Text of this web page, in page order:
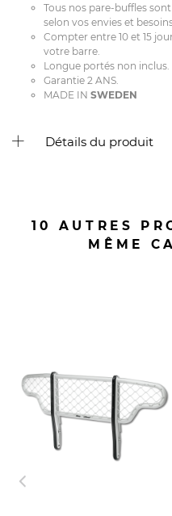
Tous nos pare-buffles
selon vos envies et
Compter entre 10 et 15
votre barre.
Longue portés non inclus.
Garantie 2 ANS.
MADE IN SWEDEN
Détails du produit
10 AUTRES
MÊME